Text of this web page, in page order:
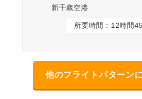
新千歳空港
所要時間：12時間
他のフライトパターン